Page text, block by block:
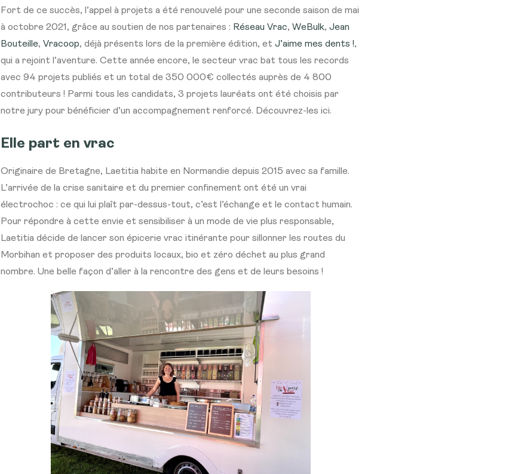
Fort de ce succès, l’appel à projets a été renouvelé pour une seconde saison de mai
à octobre 2021, grâce au soutien de nos partenaires : Réseau Vrac, WeBulk, Jean
Bouteille, Vracoop, déjà présents lors de la première édition, et J’aime mes dents !,
qui a rejoint l’aventure. Cette année encore, le secteur vrac bat tous les records
avec 94 projets publiés et un total de 350 000€ collectés auprès de 4 800
contributeurs ! Parmi tous les candidats, 3 projets lauréats ont été choisis par
notre jury pour bénéficier d’un accompagnement renforcé. Découvrez-les ici.
Elle part en vrac
Originaire de Bretagne, Laetitia habite en Normandie depuis 2015 avec sa famille.
L’arrivée de la crise sanitaire et du premier confinement ont été un vrai
électrochoc : ce qui lui plaît par-dessus-tout, c’est l’échange et le contact humain.
Pour répondre à cette envie et sensibiliser à un mode de vie plus responsable,
Laetitia décide de lancer son épicerie vrac itinérante pour sillonner les routes du
Morbihan et proposer des produits locaux, bio et zéro déchet au plus grand
nombre. Une belle façon d’aller à la rencontre des gens et de leurs besoins !